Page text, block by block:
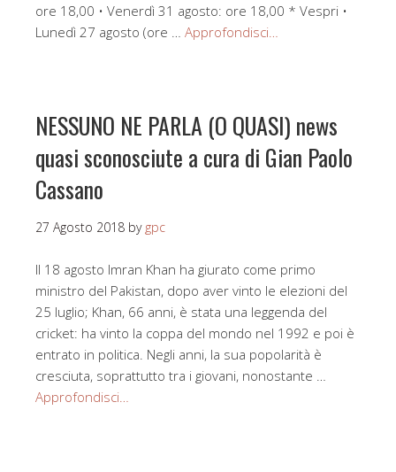
ore 18,00 • Venerdì 31 agosto: ore 18,00 * Vespri •
Lunedì 27 agosto (ore … Approfondisci…
NESSUNO NE PARLA (O QUASI) news
quasi sconosciute a cura di Gian Paolo
Cassano
27 Agosto 2018 by gpc
Il 18 agosto Imran Khan ha giurato come primo
ministro del Pakistan, dopo aver vinto le elezioni del
25 luglio; Khan, 66 anni, è stata una leggenda del
cricket: ha vinto la coppa del mondo nel 1992 e poi è
entrato in politica. Negli anni, la sua popolarità è
cresciuta, soprattutto tra i giovani, nonostante …
Approfondisci…